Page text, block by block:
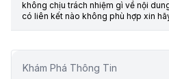
không chịu trách nhiệm gì về nội
có liên kết nào không phù hợp xin
Khám Phá Thông Tin